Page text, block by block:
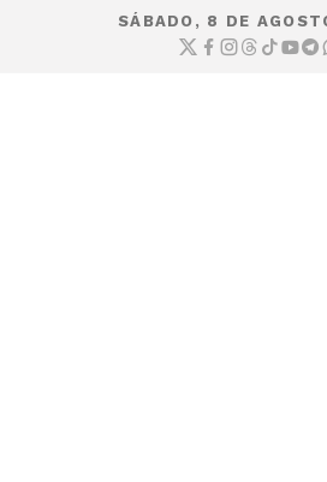
SÁBADO, 8 DE